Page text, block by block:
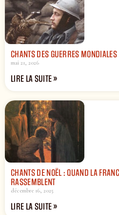
CHANTS DES GUERRES MONDIALES
mai 21, 2026
LIRE LA SUITE »
CHANTS DE NOËL : QUAND LA
RASSEMBLENT
décembre 16, 2025
LIRE LA SUITE »